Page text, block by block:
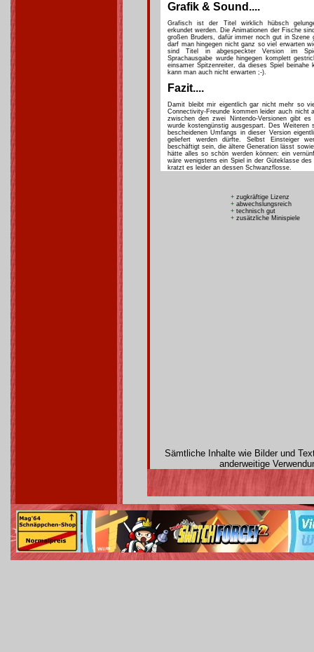
Grafik & Sound....
Grafisch ist der Titel wirklich hübsch
erkundet werden. Die Animationen der Fische
großen Bruders, dafür immer noch gut in
darf man hingegen nicht ganz so viel erwarten
sind Titel in abgespeckter Version im
Sprachausgabe wurde hingegen komplett
einsamer Spitzenreiter, da dieses Spiel
kann man auch nicht erwarten ;-).
Fazit....
Damit bleibt mir eigentlich gar nicht mehr so
Connectivity-Freunde kommen leider auch nicht
zwischen den zwei Nintendo-Versionen gibt
wurde kostengünstig ausgespart. Des
bescheidenen Umfangs in dieser Version
geliefert werden dürfte. Selbst Einsteiger
beschäftigt sein, die ältere Generation lässt
hätte alles so schön werden können: ein
wäre wenigstens ein Spiel in der Güteklasse
kratzt es leider an dessen Schwanzflosse.
+ zugkräftige Lizenz
+ abwechslungsreich
+ technisch gut
+ zusätzliche Minispiele
Sämtliche Inhalte wie Bilder und
anderweitige